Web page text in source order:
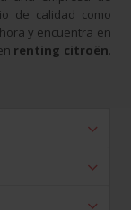
de calidad como
y encuentra en
renting citroën.